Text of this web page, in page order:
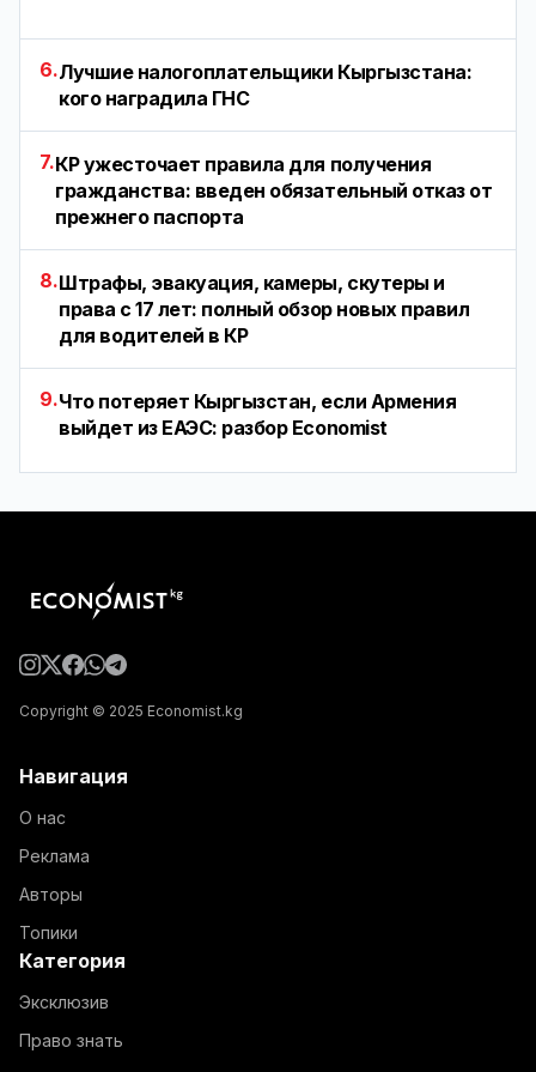
6.Лучшие налогоплательщики Кыргызстана:
кого наградила ГНС
7.КР ужесточает правила для получения
гражданства: введен обязательный отказ от
прежнего паспорта
8.Штрафы, эвакуация, камеры, скутеры и
права с 17 лет: полный обзор новых правил
для водителей в КР
9.Что потеряет Кыргызстан, если Армения
выйдет из ЕАЭС: разбор Economist
Copyright © 2025 Economist.kg
Навигация
О нас
Реклама
Авторы
Топики
Категория
Эксклюзив
Право знать